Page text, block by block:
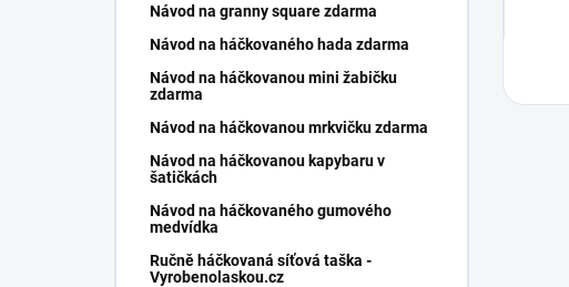
Návod na granny square zdarma
Návod na háčkovaného hada zdarma
Návod na háčkovanou mini žabičku
zdarma
Návod na háčkovanou mrkvičku zdarma
Návod na háčkovanou kapybaru v
šatičkách
Návod na háčkovaného gumového
medvídka
Ručně háčkovaná síťová taška -
Vyrobenolaskou.cz